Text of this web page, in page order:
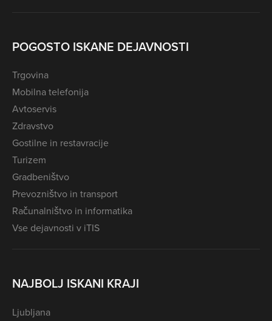
POGOSTO ISKANE DEJAVNOSTI
Trgovina
Mobilna telefonija
Avtoservis
Zdravstvo
Gostilne in restavracije
Turizem
Gradbeništvo
Prevozništvo in transport
Računalništvo in informatika
Vse dejavnosti v iTIS
NAJBOLJ ISKANI KRAJI
Ljubljana